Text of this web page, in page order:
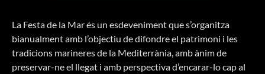
La Festa de la Mar és un esdeveniment que s’organitza
bianualment amb l’objectiu de difondre el patrimoni i les
tradicions marineres de la Mediterrània, amb ànim de
preservar-ne el llegat i amb perspectiva d’encarar-lo cap al